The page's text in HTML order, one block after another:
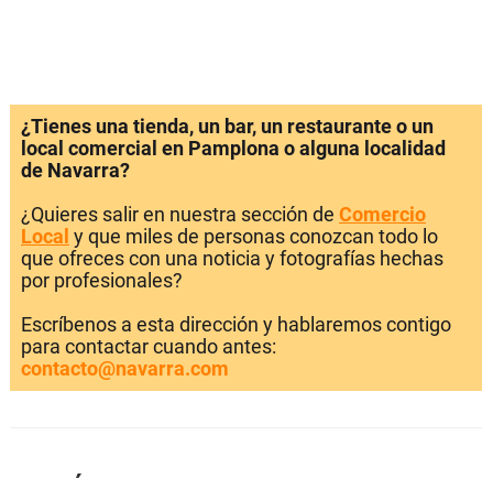
¿Tienes una tienda, un bar, un restaurante o un
local comercial en Pamplona o alguna localidad
de Navarra?
¿Quieres salir en nuestra sección de Comercio
Local y que miles de personas conozcan todo lo
que ofreces con una noticia y fotografías hechas
por profesionales?
Escríbenos a esta dirección y hablaremos contigo
para contactar cuando antes:
contacto@navarra.com